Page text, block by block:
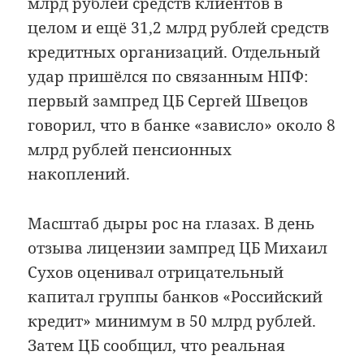
целом и ещё 31,2 млрд рублей средств
кредитных организаций. Отдельный
удар пришёлся по связанным НПФ:
первый зампред ЦБ Сергей Швецов
говорил, что в банке «зависло» около 8
млрд рублей пенсионных
накоплений.
Масштаб дыры рос на глазах. В день
отзыва лицензии зампред ЦБ Михаил
Сухов оценивал отрицательный
капитал группы банков «Российский
кредит» минимум в 50 млрд рублей.
Затем ЦБ сообщил, что реальная